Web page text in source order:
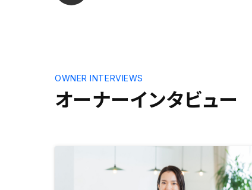
オーナーインタビュー
OWNER INTERVIEWS